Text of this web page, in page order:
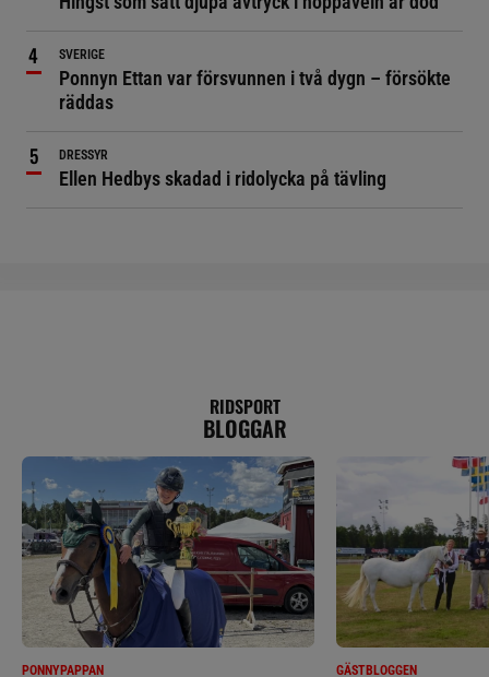
SVERIGE
Ponnyn Ettan var försvunnen i två dygn – försökte
räddas
DRESSYR
Ellen Hedbys skadad i ridolycka på tävling
RIDSPORT
BLOGGAR
PONNYPAPPAN GÄSTBLOGGEN